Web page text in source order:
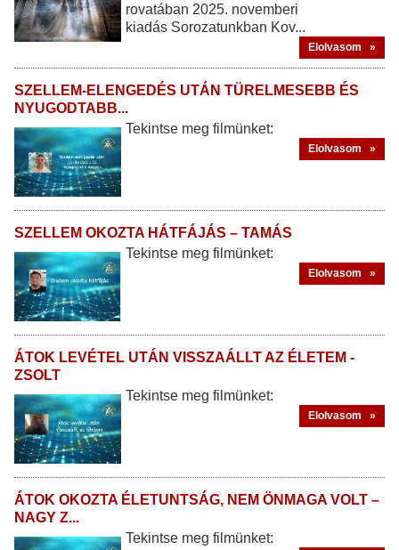
rovatában 2025. novemberi
kiadás Sorozatunkban Kov...
Elolvasom »
SZELLEM-ELENGEDÉS UTÁN TÜRELMESEBB ÉS
NYUGODTABB...
Tekintse meg filmünket:
Elolvasom »
SZELLEM OKOZTA HÁTFÁJÁS – TAMÁS
Tekintse meg filmünket:
Elolvasom »
ÁTOK LEVÉTEL UTÁN VISSZAÁLLT AZ ÉLETEM -
ZSOLT
Tekintse meg filmünket:
Elolvasom »
ÁTOK OKOZTA ÉLETUNTSÁG, NEM ÖNMAGA VOLT –
NAGY Z...
Tekintse meg filmünket: